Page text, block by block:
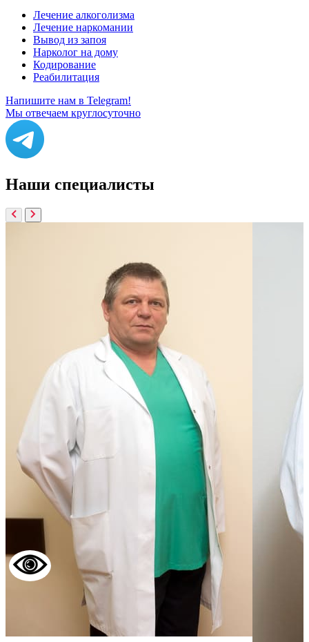
Лечение алкоголизма
Лечение наркомании
Вывод из запоя
Нарколог на дому
Кодирование
Реабилитация
Напишите нам в Telegram!
Мы отвечаем круглосуточно
Наши специалисты